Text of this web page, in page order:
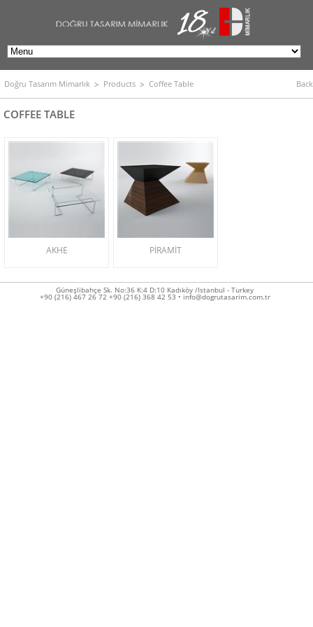
Doğru Tasarım Mimarlık Products Coffee Table Back
COFFEE TABLE
AKHE PİRAMİT
Güneşlibahçe Sk. No:36 K:4 D:10 Kadıköy /Istanbul - Turkey
+90 (216) 467 26 72 +90 (216) 368 42 53 • info@dogrutasarim.com.tr